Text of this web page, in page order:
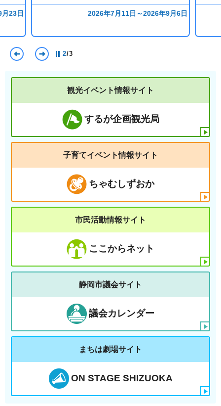
前のスライドを表示
2/3
23日 2026年7月11日～2026年9月6日
観光イベント情報サイト
するが企画観光局
子育てイベント情報サイト
ちゃむしずおか
市民活動情報サイト
ここからネット
静岡市議会サイト
議会カレンダー
まちは劇場サイト
ON STAGE SHIZUOKA